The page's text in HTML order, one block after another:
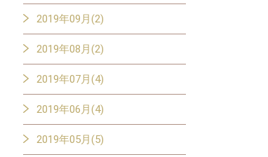
2019年09月(2)
2019年08月(2)
2019年07月(4)
2019年06月(4)
2019年05月(5)